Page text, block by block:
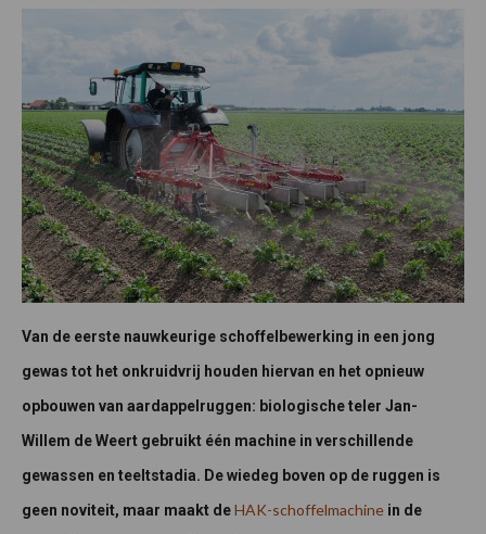
Van de eerste nauwkeurige schoffelbewerking in een jong
gewas tot het onkruidvrij houden hiervan en het opnieuw
opbouwen van aardappelruggen: biologische teler Jan-
Willem de Weert gebruikt één machine in verschillende
gewassen en teeltstadia. De wiedeg boven op de ruggen is
geen noviteit, maar maakt deHAK-schoffelmachine in de